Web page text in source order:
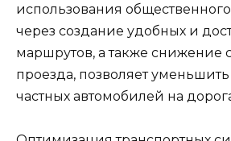
использования
через создание удобных и
маршрутов, а также снижение
проезда, позволяет
частных автомобилей на